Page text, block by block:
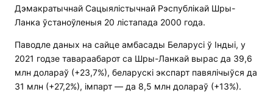
Дэмакратычнай Сацыялістычнай Рэспублікай Шры-
Ланка ўстаноўленыя 20 лістапада 2000 года.
Паводле даных на сайце амбасады Беларусі ў Індыі, у
2021 годзе тавараабарот са Шры-Ланкай вырас да 39,6
млн долараў (+23,7%), беларускі экспарт павялічыўся да
31 млн (+27,2%), імпарт — да 8,5 млн долараў (+13%).